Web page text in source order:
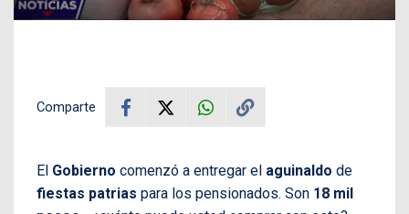
Comparte
El Gobierno comenzó a entregar el aguinaldo de
fiestas patrias para los pensionados. Son 18 mil